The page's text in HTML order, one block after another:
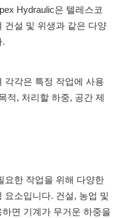
Hydraulic은 텔레스코
건설 및 위생과 같은 다양
.
각각은 특정 작업에 사용
적, 처리할 하중, 공간 제
요한 작업을 위해 다양한
요소입니다. 건설, 농업 및
면 기계가 무거운 하중을